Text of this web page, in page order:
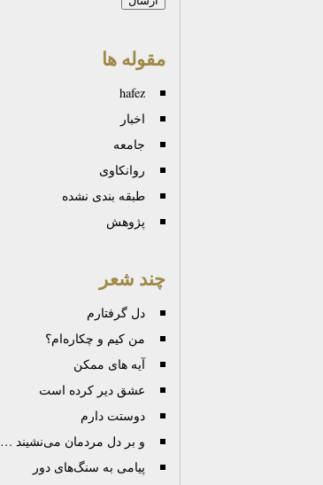
مقوله ها
hafez
اخبار
جامعه
روانكاوی
طبقه بندی نشده
پژوهش
چند شعر
دل‌ گرفتارم
من کیم و چکاره‌ام؟
آیه های ممکن
عشق دیر کرده است
دوستت دارم
و بر دل مردمان می‌نشیند …
پیامی به سنگ‌های دور